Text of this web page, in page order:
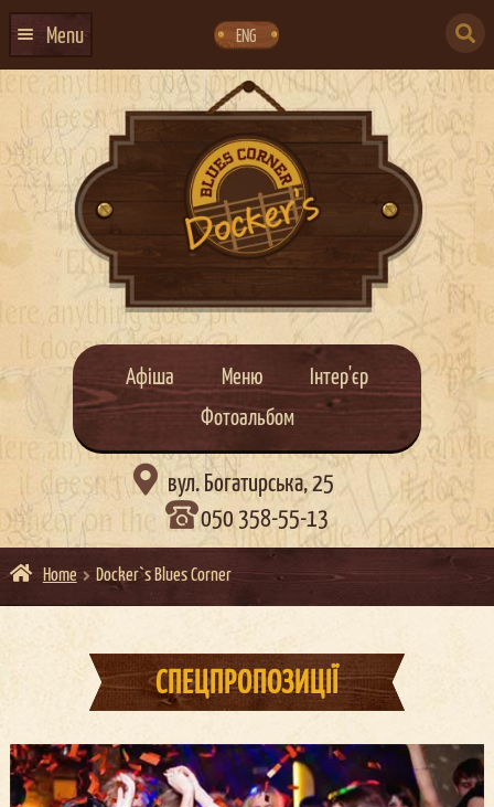
navigation
content
ENG
Menu
ГОЛОВНА
АФІША ЗАХОДІВ
КОНТАКТИ
ПРО НАС
ІВЕНТ-АГЕНЦІЯ ДОКЕР
КЕЙТЕРИНГ
НОВИНИ
DOCKER ДРЕСС-КОД
Афіша Меню
Інтер'єр
Фотоальбом
 вул. Богатирська, 25
050 358-55-13
Home Docker`s Blues Corner
СПЕЦПРОПОЗИЦІЇ